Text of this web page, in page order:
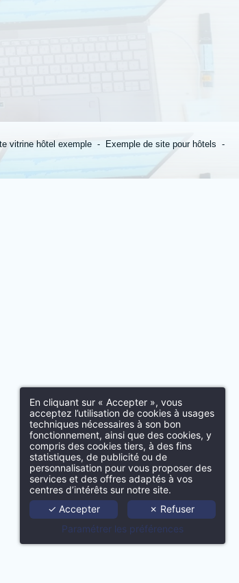
vitrine hôtel exemple
Exemple de site pour hôtels
Votre candidature
Prénom
VALIDER
En cliquant sur « Accepter », vous
acceptez l’utilisation de cookies à usages
techniques nécessaires à son bon
fonctionnement, ainsi que des cookies, y
compris des cookies tiers, à des fins
statistiques, de publicité ou de
personnalisation pour vous proposer des
services et des offres adaptés à vos
centres d’intérêts sur notre site.
✓ Accepter
✗ Refuser
Paramétrer les préférences